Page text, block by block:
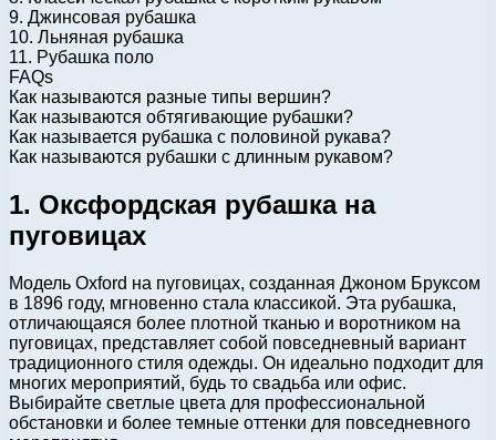
9. Джинсовая рубашка
10. Льняная рубашка
11. Рубашка поло
FAQs
Как называются разные типы вершин?
Как называются обтягивающие рубашки?
Как называется рубашка с половиной рукава?
Как называются рубашки с длинным рукавом?
1. Оксфордская рубашка на
пуговицах
Модель Oxford на пуговицах, созданная Джоном Бруксом
в 1896 году, мгновенно стала классикой. Эта рубашка,
отличающаяся более плотной тканью и воротником на
пуговицах, представляет собой повседневный вариант
традиционного стиля одежды. Он идеально подходит для
многих мероприятий, будь то свадьба или офис.
Выбирайте светлые цвета для профессиональной
обстановки и более темные оттенки для повседневного